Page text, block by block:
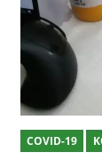
COVID-19